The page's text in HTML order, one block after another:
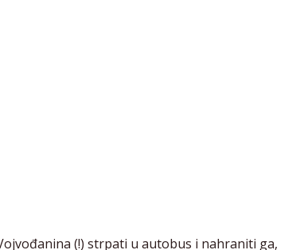
(!) strpati u autobus i nahraniti ga,